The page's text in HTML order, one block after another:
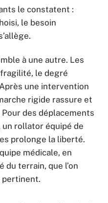
le constatent :
le besoin
à une autre. Les
le degré
une intervention
rigide rassure et
des déplacements
un rollator équipé de
prolonge la liberté.
médicale, en
terrain, que l’on